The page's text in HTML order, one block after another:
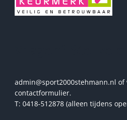
admin@sport2000stehmann.nl of
contactformulier.
T: 0418-512878 (alleen tijdens